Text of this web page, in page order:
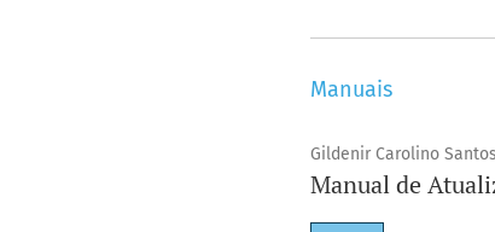
Manuais
Gildenir Carolino Santos
Manual de